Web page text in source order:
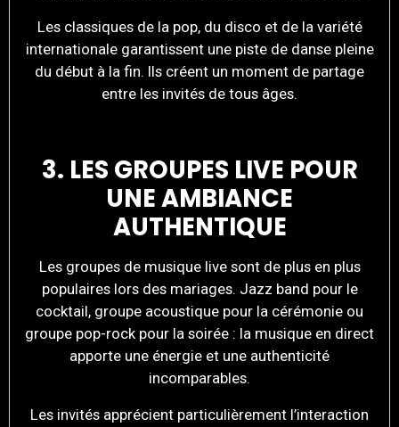
Les classiques de la pop, du disco et de la variété
internationale garantissent une piste de danse pleine
du début à la fin. Ils créent un moment de partage
entre les invités de tous âges.
3. LES GROUPES LIVE POUR
UNE AMBIANCE
AUTHENTIQUE
Les groupes de musique live sont de plus en plus
populaires lors des mariages. Jazz band pour le
cocktail, groupe acoustique pour la cérémonie ou
groupe pop-rock pour la soirée : la musique en direct
apporte une énergie et une authenticité
incomparables.
Les invités apprécient particulièrement l’interaction